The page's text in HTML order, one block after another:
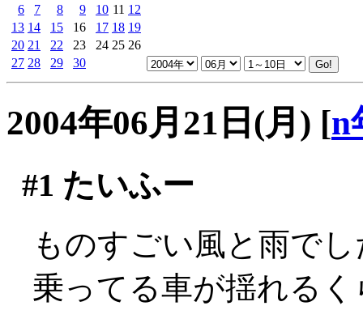
6
7 8 9 10 11 12
13 14 15 16 17 18 19
20 21 22 23 24 25 26
27 28 29 30
2004年06月21日(月) [n
#1 たいふー
ものすごい風と雨で
乗ってる車が揺れるく